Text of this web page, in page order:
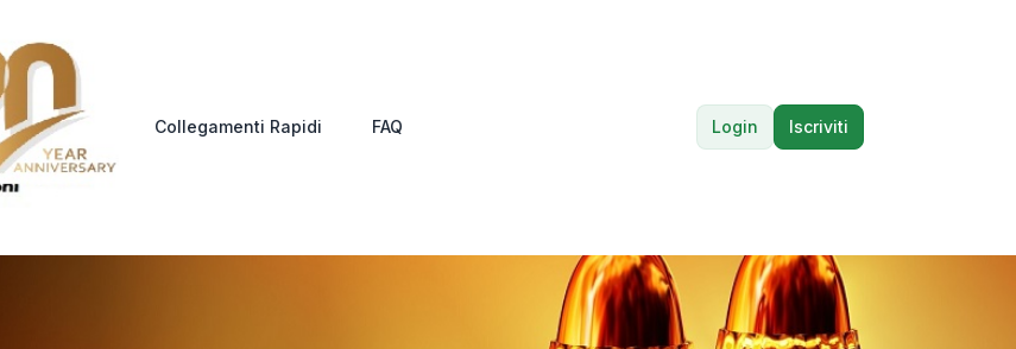
Collegamenti Rapidi FAQ Login Iscriviti